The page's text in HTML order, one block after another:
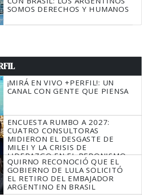
SOMOS DERECHOS Y HUMANOS
¡MIRÁ EN VIVO +PERFIL!: UN
CANAL CON GENTE QUE PIENSA
ENCUESTA RUMBO A 2027:
CUATRO CONSULTORAS
MIDIERON EL DESGASTE DE
MILEI Y LA CRISIS DE
LIDERAZGO EN EL PERONISMO
QUIRNO RECONOCIÓ QUE EL
GOBIERNO DE LULA SOLICITÓ
EL RETIRO DEL EMBAJADOR
ARGENTINO EN BRASIL